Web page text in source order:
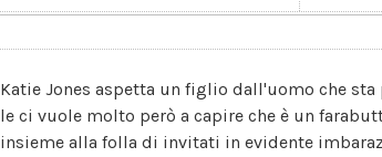
Katie Jones aspetta un figlio dall'uomo che
le ci vuole molto però a capire che è un
insieme alla folla di invitati in evidente